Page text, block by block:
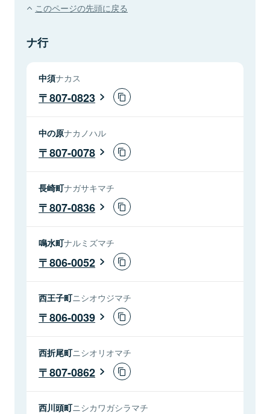
このページの先頭に戻る
ナ行
中須ナカス
807-0823
中の原ナカノハル
807-0078
長崎町ナガサキマチ
807-0836
鳴水町ナルミズマチ
806-0052
西王子町ニシオウジマチ
806-0039
西折尾町ニシオリオマチ
807-0862
西川頭町ニシカワガシラマチ